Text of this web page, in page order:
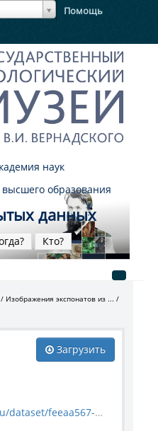
Помощь
наук
образования
данных
Кто?
Изображения экспонатов из ...
Загрузить
700d-4558-b58f-f51e58aa0f08/download/-1835-54_-08647_ettingshausenia-cuneifolia.jpg